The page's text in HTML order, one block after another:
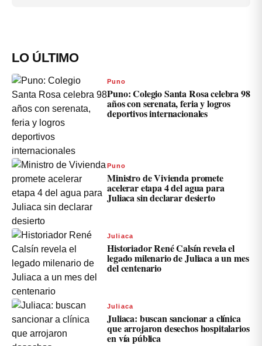
LO ÚLTIMO
Puno
Puno: Colegio Santa Rosa celebra 98
años con serenata, feria y logros
deportivos internacionales
Puno
Ministro de Vivienda promete
acelerar etapa 4 del agua para
Juliaca sin declarar desierto
Juliaca
Historiador René Calsín revela el
legado milenario de Juliaca a un mes
del centenario
Juliaca
Juliaca: buscan sancionar a clínica
que arrojaron desechos hospitalarios
en vía pública